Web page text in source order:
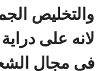
والتخليص
لانه على
فى مجال